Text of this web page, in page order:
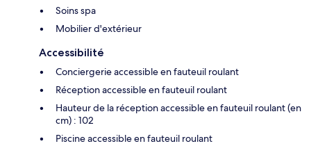
Soins spa
Mobilier d'extérieur
Accessibilité
Conciergerie accessible en fauteuil roulant
Réception accessible en fauteuil roulant
Hauteur de la réception accessible en fauteuil roulant (en
cm) : 102
Piscine accessible en fauteuil roulant